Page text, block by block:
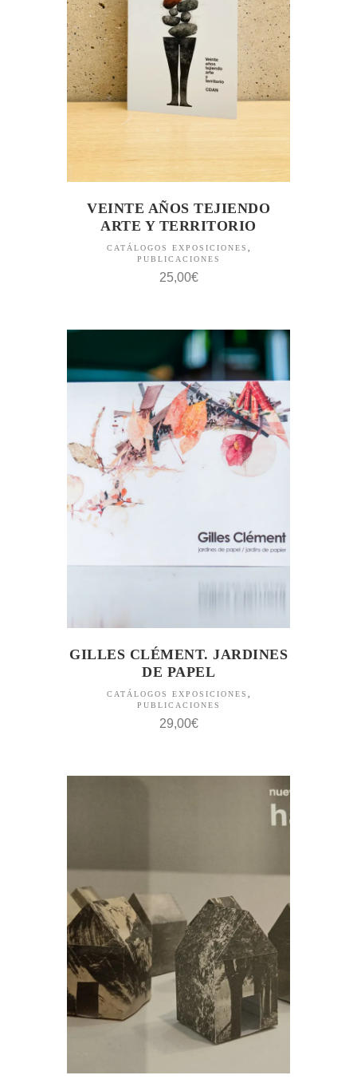
VEINTE AÑOS TEJIENDO
ARTE Y TERRITORIO
CATÁLOGOS EXPOSICIONES ,
PUBLICACIONES
25,00€
GILLES CLÉMENT. JARDINES
DE PAPEL
CATÁLOGOS EXPOSICIONES
PUBLICACIONES
29,00€